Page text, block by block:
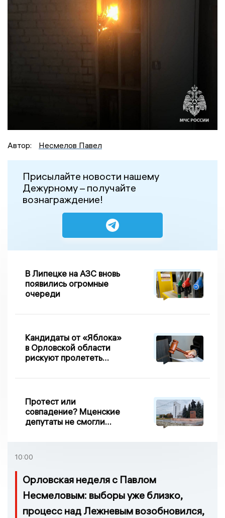
Автор: Несмелов Павел
Присылайте новости нашему
Дежурному – получайте
вознаграждение!
В Липецке на АЗС вновь
появились огромные
очереди
Кандидаты от «Яблока»
в Орловской области
рискуют пролететь
Протест или
совпадение? Мценские
депутаты не смогли
10:00
Орловская неделя с Павлом
Несмеловым: выборы уже близко,
процесс над Лежневым возобновился,